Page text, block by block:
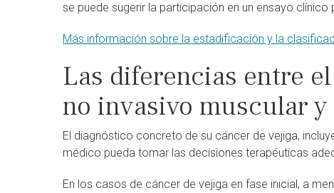
se puede sugerir la participación en un ensayo
Más información sobre la estadificación y la
Las diferencias entre
no invasivo muscular
El diagnóstico concreto de su cáncer de vejiga,
médico pueda tomar las decisiones terapéuticas
En los casos de cáncer de vejiga en fase inicial, a